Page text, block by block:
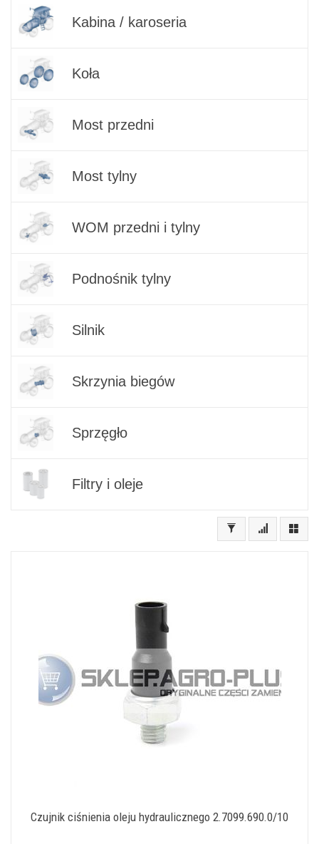
Kabina / karoseria
Koła
Most przedni
Most tylny
WOM przedni i tylny
Podnośnik tylny
Silnik
Skrzynia biegów
Sprzęgło
Filtry i oleje
Czujnik ciśnienia oleju hydraulicznego 2.7099.690.0/10